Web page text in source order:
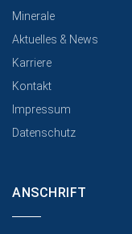
Minerale
Aktuelles & News
Karriere
Kontakt
Impressum
Datenschutz
ANSCHRIFT